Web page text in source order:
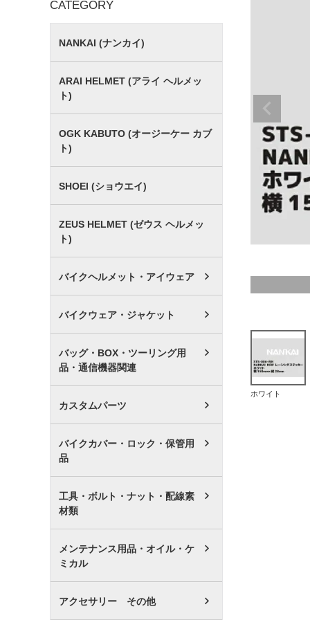
CATEGORY
NANKAI (ナンカイ)
ARAI HELMET (アライ ヘルメッ
ト)
OGK KABUTO (オージーケー カブ
ト)
SHOEI (ショウエイ)
ZEUS HELMET (ゼウス ヘルメッ
ト)
バイクヘルメット・アイウェア
バイクウェア・ジャケット
バッグ・BOX・ツーリング用
品・通信機器関連
カスタムパーツ
バイクカバー・ロック・保管用
品
工具・ボルト・ナット・配線素
材類
メンテナンス用品・オイル・ケ
ミカル
アクセサリー その他
ホワイト